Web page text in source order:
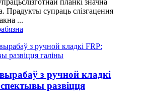
Прадукты супраць слізгацення
...
з ручной кладкі
развіцця